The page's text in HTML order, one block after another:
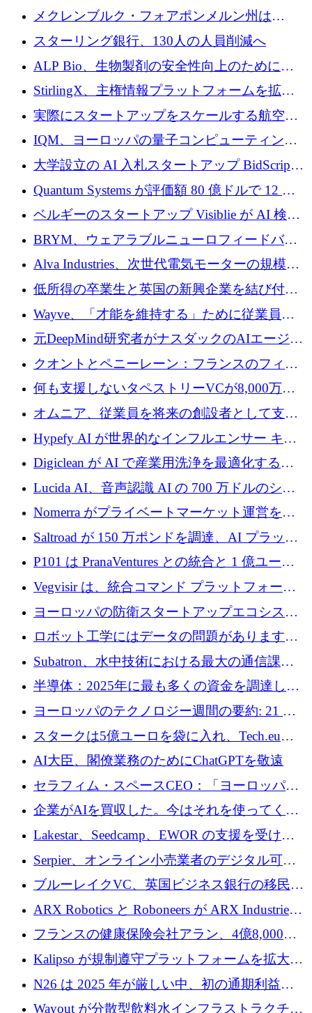
ンタム・キャピタルが気候変動対策ハードウ
ェア投資として初回クローズで6,000万ユーロ
を確保
メクレンブルク・フォアポンメルン州は
Nextcloud を州全体に展開し、オープンソース
戦略を拡大
スターリング銀行、130人の人員削減へ
ALP Bio、生物製剤の安全性向上のために
Venture Kick から 16 万 1,000 ユーロを調達
StirlingX、主権情報プラットフォームを拡張
するためにシリーズ A で 2,000 万ドルを確保
実際にスタートアップをスケールする航空イ
ノベーション モデルを学ぶ
IQM、ヨーロッパの量子コンピューティング
企業として初めて米国の主要取引所に上場
大学設立の AI 入札スタートアップ BidScript
がプレシード資金総額 100 万ドルを突破
Quantum Systems が評価額 80 億ドルで 12 億
ドルを調達
ベルギーのスタートアップ Visiblie が AI 検索
の可視化のために 50 万ユーロを調達
BRYM、ウェアラブルニューロフィードバッ
クプラットフォームの開発に65万ユーロを確
Alva Industries、次世代電気モーターの規模拡
大に 1,600 万ユーロを調達
低所得の卒業生と英国の新興企業を結び付け
るためにCommon Pathを開始
Wayve、「才能を維持する」ために従業員に
8,500万ドルの株式公開買い付けを実施
元DeepMind研究者がナスダックのAIエージェ
ントを拡張するためにCreandumの資金調達で
記録を獲得
クオントとペニーレーン：フランスのフィン
テックの友人と敵
何も支援しないタペストリーVCが8,000万ド
ルの資金を調達、ロンドン事務所を開設
オムニア、従業員を将来の創設者として支援
するために Firedrop でファンドを立ち上げる
Hypefy AI が世界的なインフルエンサー キャ
ンペーンを自動化するためにシリーズ A で
720 万ドルを調達
Digiclean が AI で産業用洗浄を最適化するた
めに 250 万ユーロを調達
Lucida AI、音声認識 AI の 700 万ドルのシー
ドラウンドを終了
Nomerra がプライベートマーケット運営を自
動化するために 200 万ドルを調達
Saltroad が 150 万ポンドを調達、AI プラット
フォーム Ogma を買収して子ども向け言語療
P101 は PranaVentures との統合と 1 億ユーロ
のファンドによりシード投資に拡大
Vegvisir は、統合コマンド プラットフォーム
を通じて関連する無人システムを接続するた
めの資金を調達します
ヨーロッパの防衛スタートアップエコシステ
ムとなったハッカソン
ロボット工学にはデータの問題があります。
Macrodata Labs はそれを解決したいと考えて
Subatron、水中技術における最大の通信課題
の 1 つに取り組むために 16 万 2,000 ユーロを
半導体：2025年に最も多くの資金を調達した
10社
ヨーロッパのテクノロジー週間の要約: 21 億
ユーロの取引と Tech.eu Funding Explorer
スタークは5億ユーロを袋に入れ、Tech.eu
Funding Explorerの立ち上げ、そしてルクセン
ブルクの大きな野望
AI大臣、閣僚業務のためにChatGPTを敬遠
セラフィム・スペースCEO：「ヨーロッパは
追いつきつつある」
企業がAIを買収した。今はそれを使ってくれ
る人々が必要です
Lakestar、Seedcamp、EWOR の支援を受け、
SE3 が自律システム用の空間 AI プラットフォ
ームを発表
Serpier、オンライン小売業者のデジタル可視
性向上を支援するために 140 万ユーロを調達
ブルーレイクVC、英国ビジネス銀行の移民主
導スタートアップ支援で初のファンド獲得に
ARX Robotics と Roboneers が ARX Industries
を設立し、無人地上車両の生産を拡大
フランスの健康保険会社アラン、4億8,000万
ユーロの資金調達ラウンドで合意
Kalipso が規制遵守プラットフォームを拡大す
るために 320 万ドルを調達
N26 は 2025 年が厳しい中、初の通期利益を
達成
Wayout が分散型飲料水インフラストラクチャ